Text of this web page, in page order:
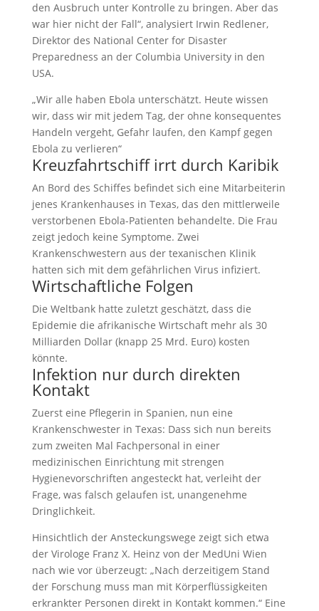
den Ausbruch unter Kontrolle zu bringen. Aber das
war hier nicht der Fall“, analysiert Irwin Redlener,
Direktor des National Center for Disaster
Preparedness an der Columbia University in den
USA.
„Wir alle haben Ebola unterschätzt. Heute wissen
wir, dass wir mit jedem Tag, der ohne konsequentes
Handeln vergeht, Gefahr laufen, den Kampf gegen
Ebola zu verlieren“
Kreuzfahrtschiff irrt durch Karibik
An Bord des Schiffes befindet sich eine Mitarbeiterin
jenes Krankenhauses in Texas, das den mittlerweile
verstorbenen Ebola-Patienten behandelte. Die Frau
zeigt jedoch keine Symptome. Zwei
Krankenschwestern aus der texanischen Klinik
hatten sich mit dem gefährlichen Virus infiziert.
Wirtschaftliche Folgen
Die Weltbank hatte zuletzt geschätzt, dass die
Epidemie die afrikanische Wirtschaft mehr als 30
Milliarden Dollar (knapp 25 Mrd. Euro) kosten
könnte.
Infektion nur durch direkten
Kontakt
Zuerst eine Pflegerin in Spanien, nun eine
Krankenschwester in Texas: Dass sich nun bereits
zum zweiten Mal Fachpersonal in einer
medizinischen Einrichtung mit strengen
Hygienevorschriften angesteckt hat, verleiht der
Frage, was falsch gelaufen ist, unangenehme
Dringlichkeit.
Hinsichtlich der Ansteckungswege zeigt sich etwa
der Virologe Franz X. Heinz von der MedUni Wien
nach wie vor überzeugt: „Nach derzeitigem Stand
der Forschung muss man mit Körperflüssigkeiten
erkrankter Personen direkt in Kontakt kommen.“ Eine